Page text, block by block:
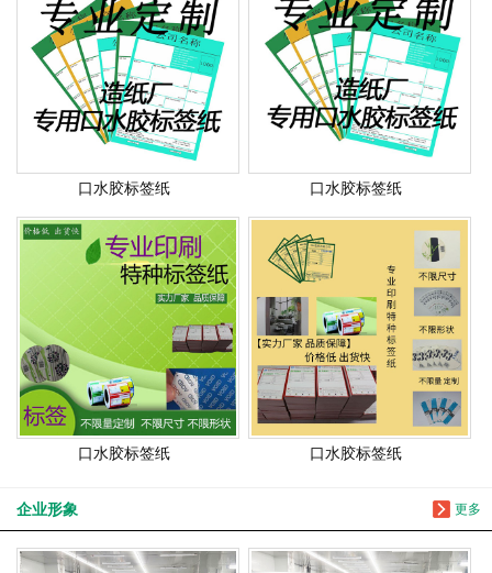
口水胶标签纸 口水胶标签纸
口水胶标签纸 口水胶标签纸
更多
企业形象